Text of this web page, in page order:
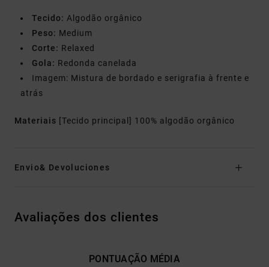
Tecido: Algodão orgânico
Peso: Medium
Corte: Relaxed
Gola: Redonda canelada
Imagem: Mistura de bordado e serigrafia à frente e
atrás
Materiais [Tecido principal] 100% algodão orgânico
Envio& Devoluciones
Avaliações dos clientes
PONTUAÇÃO MÉDIA